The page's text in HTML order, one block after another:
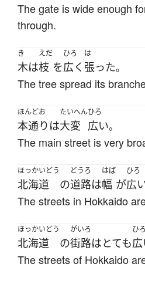
The gate is wide enough
through.
き
木は
えだ
枝 を
ひろ
広く
は
張った。
The tree spread its
ほんどお
本通り は
たいへん
大変
ひろ
広い。
The main street is very
ほっかいどう
北海道 の
どうろ
道路は
はば
幅 が
ひろ
広
The streets in Hokkaido
ほっかいどう
北海道 の
がいろ
街路はとても
ひろ
The streets of Hokkaido